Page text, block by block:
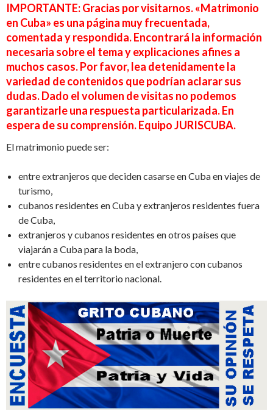
IMPORTANTE:Gracias por visitarnos. «Matrimonio
en Cuba» es una página muy frecuentada,
comentada y respondida. Encontrará la información
necesaria sobre el tema y explicaciones afines a
muchos casos. Por favor, lea detenidamente la
variedad de contenidos que podrían aclarar sus
dudas. Dado el volumen de visitas no podemos
garantizarle una respuesta particularizada. En
espera de su comprensión. Equipo JURISCUBA.
El matrimonio puede ser:
entre extranjeros que deciden casarse en Cuba en viajes de
turismo,
cubanos residentes en Cuba y extranjeros residentes fuera
de Cuba,
extranjeros y cubanos residentes en otros países que
viajarán a Cuba para la boda,
entre cubanos residentes en el extranjero con cubanos
residentes en el territorio nacional.